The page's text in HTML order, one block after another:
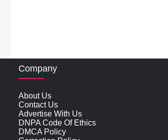
Company
About Us
Contact Us
Advertise With Us
DNPA Code Of Ethics
DMCA Policy